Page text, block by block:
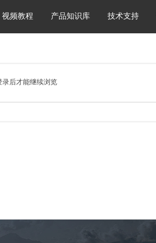
视频教程 产品知识库 技术支持
录后才能继续浏览